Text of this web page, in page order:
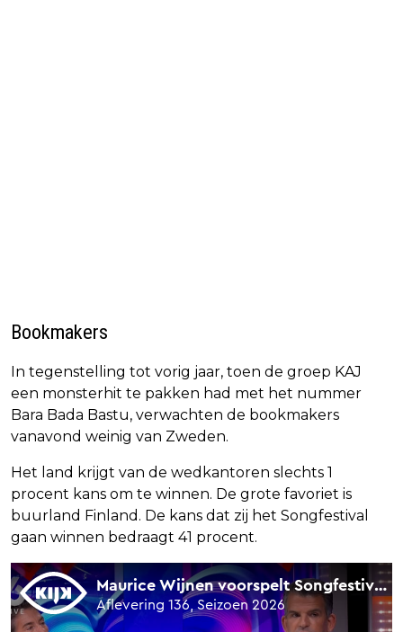
Bookmakers
In tegenstelling tot vorig jaar, toen de groep KAJ
een monsterhit te pakken had met het nummer
Bara Bada Bastu, verwachten de bookmakers
vanavond weinig van Zweden.
Het land krijgt van de wedkantoren slechts 1
procent kans om te winnen. De grote favoriet is
buurland Finland. De kans dat zij het Songfestival
gaan winnen bedraagt 41 procent.